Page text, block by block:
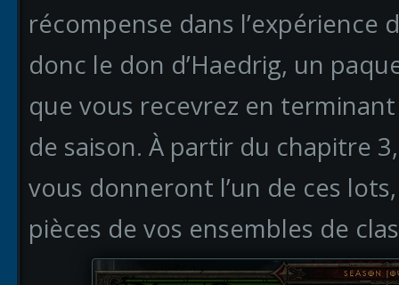
récompense dans l’expérience
donc le don d’Haedrig, un
que vous recevrez en
de saison. À partir du chapitre
vous donneront l’un de ces
pièces de vos ensembles de